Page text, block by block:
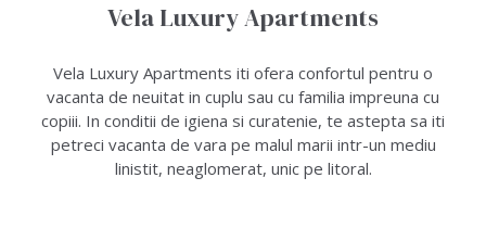
Vela Luxury Apartments
Vela Luxury Apartments iti ofera confortul pentru o
vacanta de neuitat in cuplu sau cu familia impreuna cu
copiii. In conditii de igiena si curatenie, te astepta sa iti
petreci vacanta de vara pe malul marii intr-un mediu
linistit, neaglomerat, unic pe litoral.